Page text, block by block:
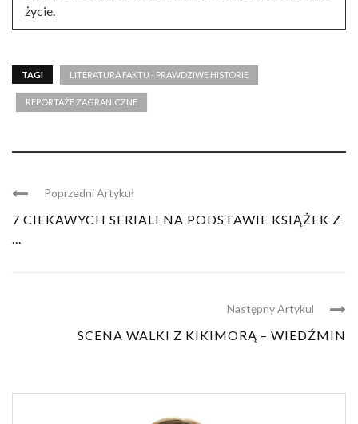
życie.
TAGI LITERATURA FAKTU - PRAWDZIWE HISTORIE
REPORTAŻE ZAGRANICZNE
Poprzedni Artykuł
7 CIEKAWYCH SERIALI NA PODSTAWIE KSIĄŻEK Z
Następny Artykul
SCENA WALKI Z KIKIMORĄ – WIEDŹMIN